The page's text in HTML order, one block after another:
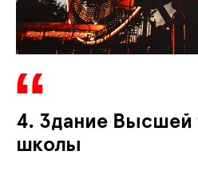
4. Здание Высшей
школы